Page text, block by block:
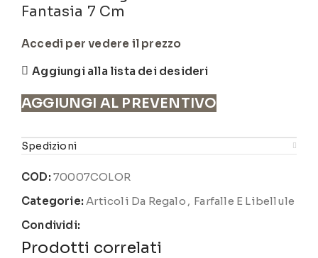
Fantasia 7 Cm
Accedi per vedere il prezzo
Aggiungi alla lista dei desideri
AGGIUNGI AL PREVENTIVO
Spedizioni
COD: 70007COLOR
Categorie: Articoli Da Regalo , Farfalle E Libellule
Condividi:
Prodotti correlati